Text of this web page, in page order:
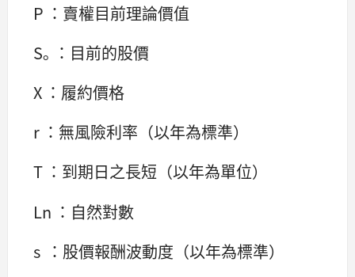
P ：賣權目前理論價值
S｡ ：目前的股價
X ：履約價格
r ：無風險利率（以年為標準）
T ：到期日之長短（以年為單位）
Ln ：自然對數
s ：股價報酬波動度（以年為標準）